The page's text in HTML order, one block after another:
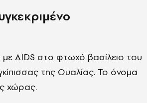
AIDS στο φτωχό βασίλειο του
της Ουαλίας. Το όνομα
χώρας.